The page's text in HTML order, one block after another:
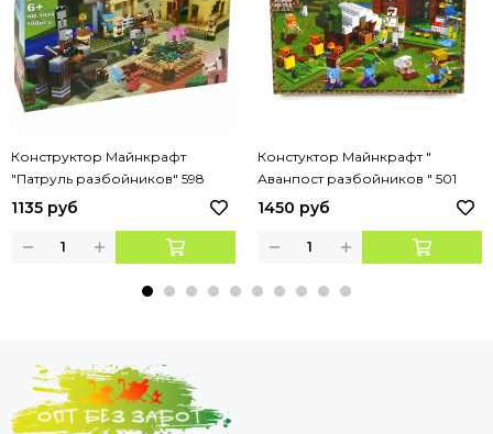
Конструктор Майнкрафт
"Патруль разбойников" 598
деталей
1135 руб
Констуктор Майнкрафт "
Аванпост разбойников " 501
деталь арт.66064
1450 руб